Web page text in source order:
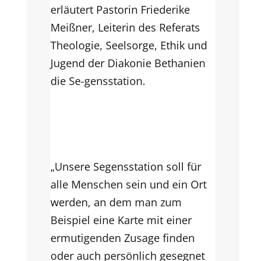
erläutert Pastorin Friederike
Meißner, Leiterin des Referats
Theologie, Seelsorge, Ethik und
Jugend der Diakonie Bethanien
die Se-gensstation.
„Unsere Segensstation soll für
alle Menschen sein und ein Ort
werden, an dem man zum
Beispiel eine Karte mit einer
ermutigenden Zusage finden
oder auch persönlich gesegnet